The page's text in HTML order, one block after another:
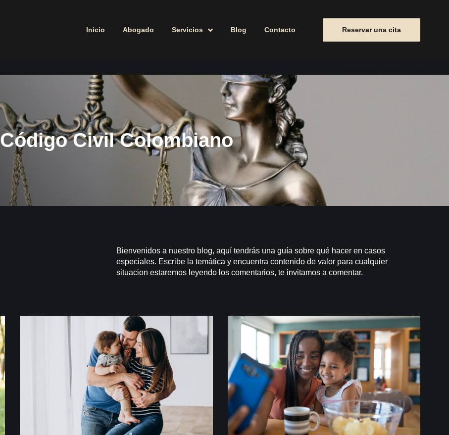
Inicio Abogado Servicios Blog Contacto Reservar una cita
Código Civil Colombiano
Bienvenidos a nuestro blog, aquí tendrás una guía sobre qué hacer en casos
especiales. Escribe la temática y encuentra contenido de valor para cualquier
situacion estaremos leyendo los comentarios, te invitamos a comentar.